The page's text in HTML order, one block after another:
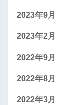
2023年9月
2023年2月
2022年9月
2022年8月
2022年3月